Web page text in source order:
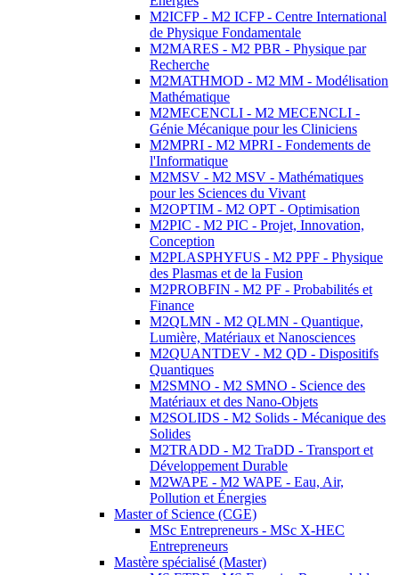
M2ICFP - M2 ICFP - Centre International
de Physique Fondamentale
M2MARES - M2 PBR - Physique par
Recherche
M2MATHMOD - M2 MM - Modélisation
Mathématique
M2MECENCLI - M2 MECENCLI -
Génie Mécanique pour les Cliniciens
M2MPRI - M2 MPRI - Fondements de
l'Informatique
M2MSV - M2 MSV - Mathématiques
pour les Sciences du Vivant
M2OPTIM - M2 OPT - Optimisation
M2PIC - M2 PIC - Projet, Innovation,
Conception
M2PLASPHYFUS - M2 PPF - Physique
des Plasmas et de la Fusion
M2PROBFIN - M2 PF - Probabilités et
Finance
M2QLMN - M2 QLMN - Quantique,
Lumière, Matériaux et Nanosciences
M2QUANTDEV - M2 QD - Dispositifs
Quantiques
M2SMNO - M2 SMNO - Science des
Matériaux et des Nano-Objets
M2SOLIDS - M2 Solids - Mécanique des
Solides
M2TRADD - M2 TraDD - Transport et
Développement Durable
M2WAPE - M2 WAPE - Eau, Air,
Pollution et Énergies
Master of Science (CGE)
MSc Entrepreneurs - MSc X-HEC
Entrepreneurs
Mastère spécialisé (Master)